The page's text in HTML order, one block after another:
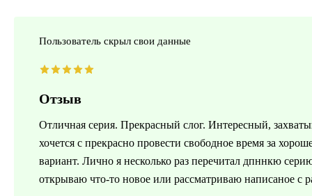
Пользователь скрыл свои данные
Отзыв
Отличная серия. Прекрасный слог. Интересный,
хочется с прекрасно провести свободное время за
вариант. Лично я несколько раз перечитал дпннкю
открываю что-то новое или рассматриваю написаное с